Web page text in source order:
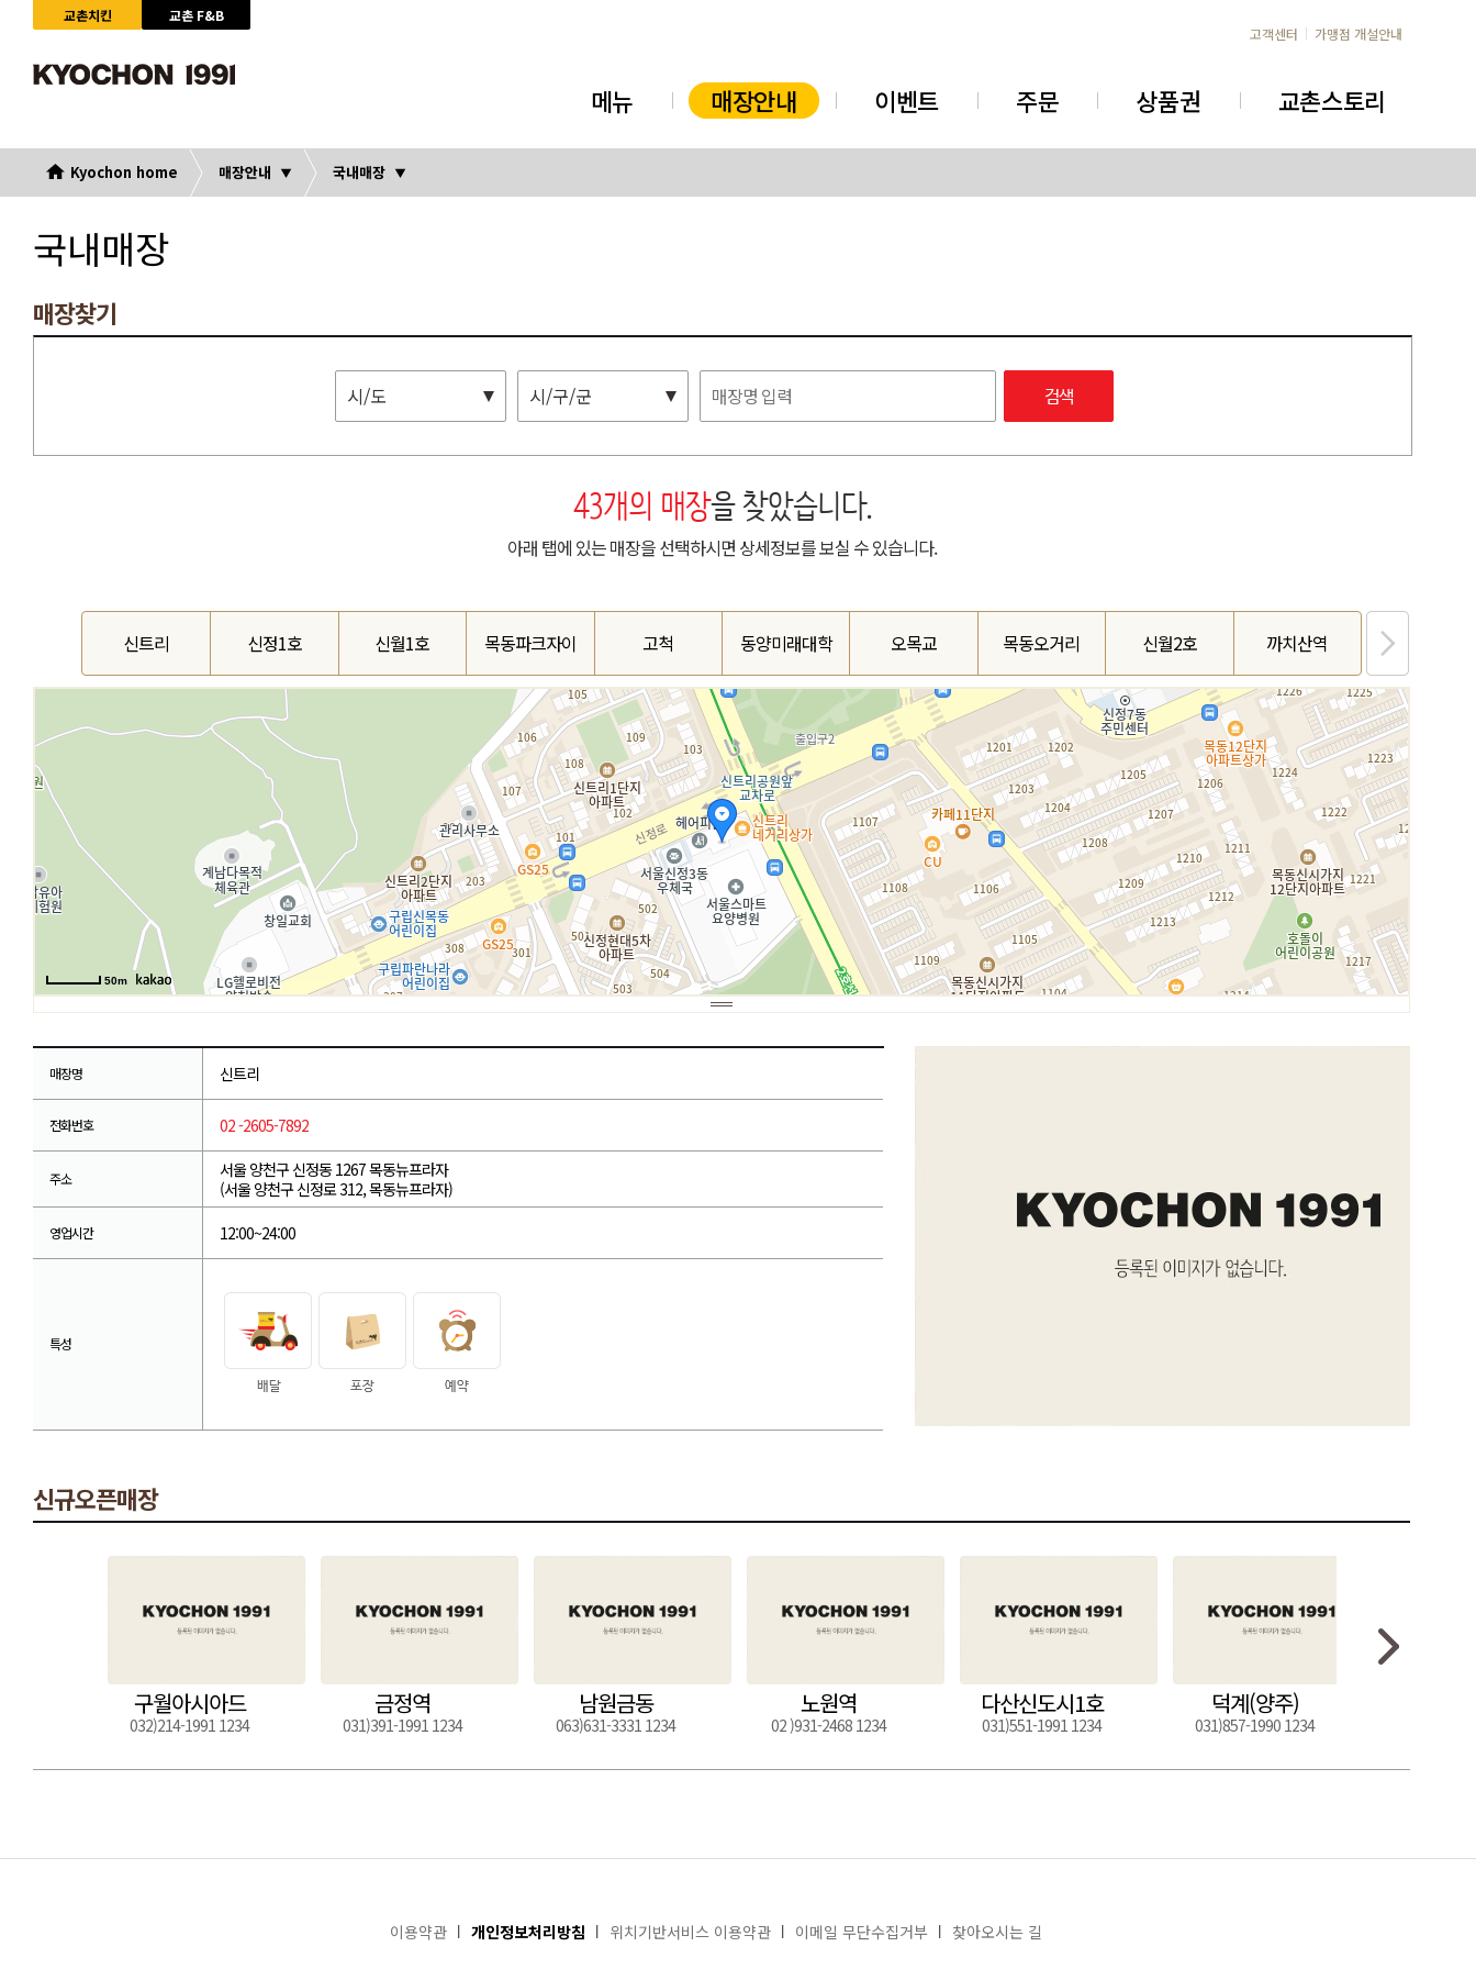
교촌치킨
교촌 F&B
고객센터
가맹점 개설안내
메뉴 매장안내 이벤트 주문 상품권 교촌스토리
Kyochon home 매장안내 국내매장
국내매장
매장찾기
시/도 시/구/군 검색
43개의 매장을 찾았습니다.
아래 탭에 있는 매장을 선택하시면 상세정보를 보실 수 있습니다.
신트리 신정1호 신월1호 목동파크자이 고척 동양미래대학 오목교 목동오거리 신월2호 까치산역
50m
매장명 신트리
전화번호 02 -2605-7892
주소
서울 양천구 신정동 1267 목동뉴프라자
(서울 양천구 신정로 312, 목동뉴프라자)
영업시간 12:00~24:00
특성
신규오픈매장
구월아시아드
032)214-1991 1234
금정역
031)391-1991 1234
남원금동
063)631-3331 1234
노원역
02 )931-2468 1234
다산신도시1호
031)551-1991 1234
덕계(양주)
031)857-1990 1234
이용약관 개인정보처리방침 위치기반서비스 이용약관 이메일 무단수집거부 찾아오시는 길